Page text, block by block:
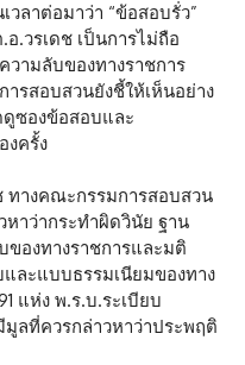
ลาต่อมาว่า “ข้อสอบรั่ว”
อ.วรเดช เป็นการไม่ถือ
วามลับของทางราชการ
ารสอบสวนยังชี้ให้เห็นอย่าง
ดูซองข้อสอบและ
งครั้ง
ทางคณะกรรมการสอบสวน
หาว่ากระทำผิดวินัย ฐาน
ของทางราชการและมติ
ละแบบธรรมเนียมของทาง
แห่ง พ.ร.บ.ระเบียบ
ลที่ควรกล่าวหาว่าประพฤติ